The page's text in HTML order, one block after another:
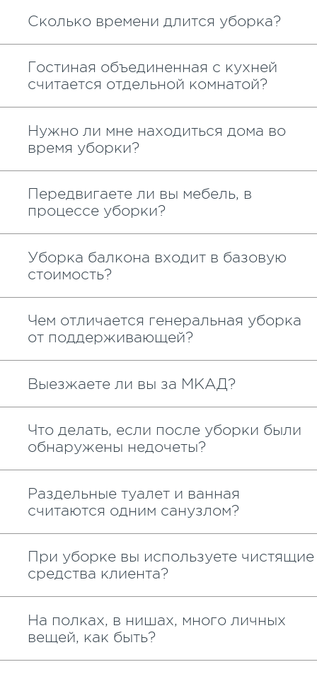
Сколько времени длится уборка?
Гостиная объединенная с кухней
считается отдельной комнатой?
Нужно ли мне находиться дома во
время уборки?
Передвигаете ли вы мебель, в
процессе уборки?
Уборка балкона входит в базовую
стоимость?
Чем отличается генеральная уборка
от поддерживающей?
Выезжаете ли вы за МКАД?
Что делать, если после уборки были
обнаружены недочеты?
Раздельные туалет и ванная
считаются одним санузлом?
При уборке вы используете чистящие
средства клиента?
На полках, в нишах, много личных
вещей, как быть?